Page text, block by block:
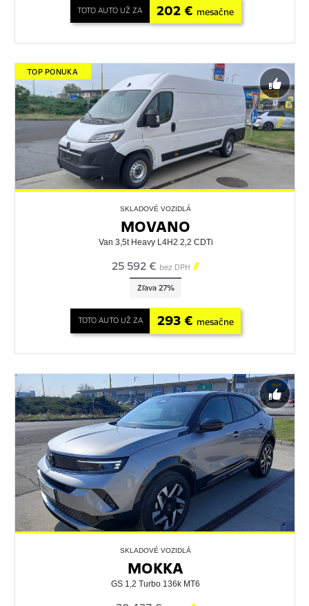
TOTO AUTO UŽ ZA 202 € mesačne
TOP PONUKA
SKLADOVÉ VOZIDLÁ
MOVANO
Van 3,5t Heavy L4H2 2,2 CDTi
25 592 € bez DPH 
Zľava 27%
TOTO AUTO UŽ ZA 293 € mesačne
SKLADOVÉ VOZIDLÁ
MOKKA
GS 1,2 Turbo 136k MT6